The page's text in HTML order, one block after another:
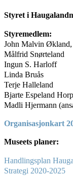
Styret i
John Malvin
Målfrid
Ingun S.
Linda Bruås
Terje Halleland
Bjarte Espeland
Madli Hjermann
Organisasjonkart
Museets planer:
Handlingsplan
Strategi 2020-2025